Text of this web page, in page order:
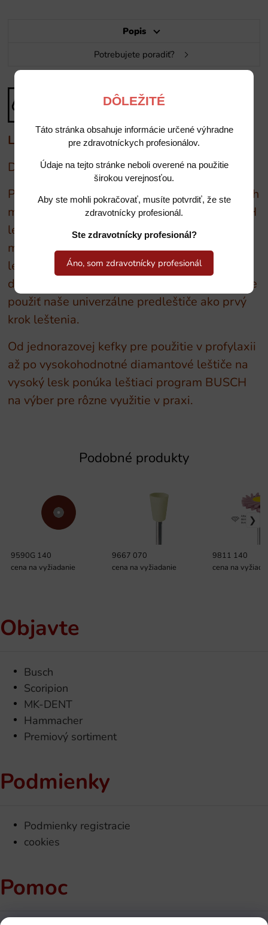
DÔLEŽITÉ
Táto stránka obsahuje informácie určené výhradne
pre zdravotníckych profesionálov.
Údaje na tejto stránke neboli overené na použitie
širokou verejnosťou.
Aby ste mohli pokračovať, musíte potvrdiť, že ste
zdravotnícky profesionál.
Ste zdravotnícky profesionál?
Áno, som zdravotnícky profesionál
Popis
Potrebujete poradiť?
Leštiace nástroje BUSCH
DIA-keramické leštiče
Pre optimálne dvojkrokové leštenie najtvrdších
materiálov, ako je keramika, prichádza BUSCH
leštiaca séria diamantových leštičov s
mnohými možnosťami. Naše červeno-žlté
leštiče na prvotné leštenie a zeleno-žlté na
dosiahnutie konečného lesku. Rovnako môžete
použiť naše univerzálne predleštiče ako prvý
krok leštenia.
Od jednorazovej kefky pre použitie v profylaxii
až po vysokohodnotné diamantové leštiče na
vysoký lesk ponúka leštiaci program BUSCH
na výber pre rôzne využitie v praxi.
Podobné produkty
9590G 140
cena na vyžiadanie
9667 070
cena na vyžiadanie
9811 140
cena na
Objavte
Busch
Scoripion
MK-DENT
Hammacher
Premiový sortiment
Podmienky
Podmienky registracie
cookies
Pomoc